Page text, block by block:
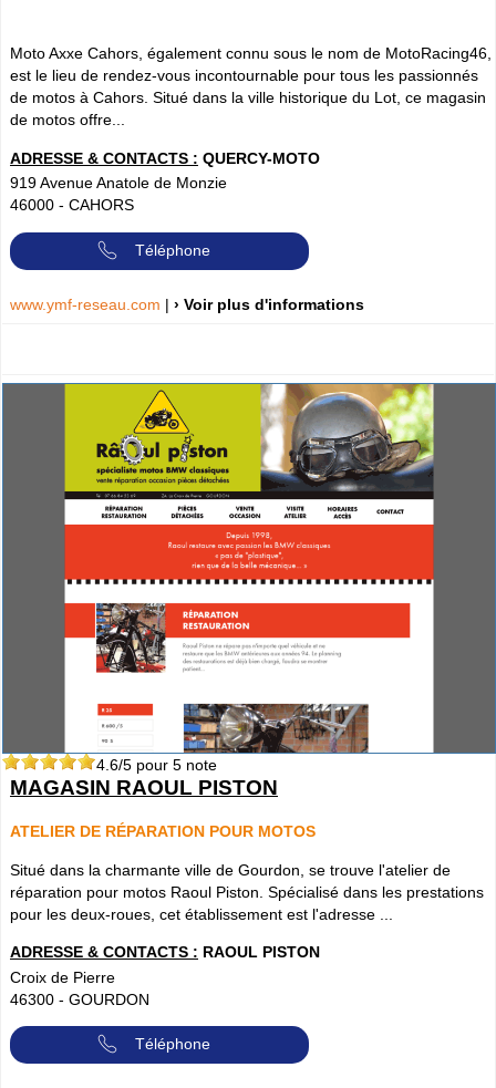
Moto Axxe Cahors, également connu sous le nom de MotoRacing46,
est le lieu de rendez-vous incontournable pour tous les passionnés
de motos à Cahors. Situé dans la ville historique du Lot, ce magasin
de motos offre...
ADRESSE & CONTACTS : QUERCY-MOTO
919 Avenue Anatole de Monzie
46000 - CAHORS
Téléphone
www.ymf-reseau.com | › Voir plus d'informations
4.6/5 pour 5 note
MAGASIN RAOUL PISTON
ATELIER DE RÉPARATION POUR MOTOS
Situé dans la charmante ville de Gourdon, se trouve l'atelier de
réparation pour motos Raoul Piston. Spécialisé dans les prestations
pour les deux-roues, cet établissement est l'adresse ...
ADRESSE & CONTACTS : RAOUL PISTON
Croix de Pierre
46300 - GOURDON
Téléphone